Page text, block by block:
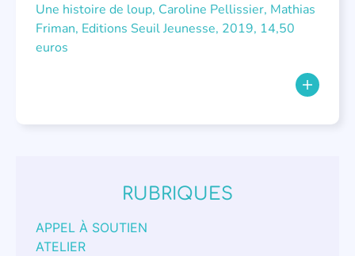
Une histoire de loup, Caroline Pellissier, Mathias
Friman, Editions Seuil Jeunesse, 2019, 14,50
euros
RUBRIQUES
APPEL À SOUTIEN
ATELIER